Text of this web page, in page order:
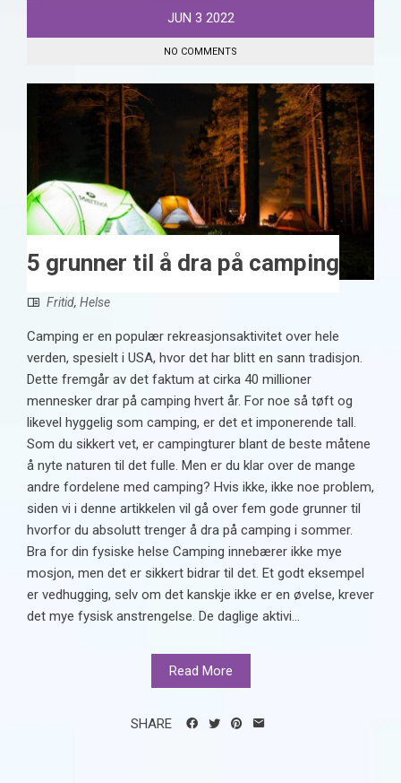
JUN 3 2022
NO COMMENTS
5 grunner til å dra på camping
Fritid, Helse
Camping er en populær rekreasjonsaktivitet over hele
verden, spesielt i USA, hvor det har blitt en sann tradisjon.
Dette fremgår av det faktum at cirka 40 millioner
mennesker drar på camping hvert år. For noe så tøft og
likevel hyggelig som camping, er det et imponerende tall.
Som du sikkert vet, er campingturer blant de beste måtene
å nyte naturen til det fulle. Men er du klar over de mange
andre fordelene med camping? Hvis ikke, ikke noe problem,
siden vi i denne artikkelen vil gå over fem gode grunner til
hvorfor du absolutt trenger å dra på camping i sommer.
Bra for din fysiske helse Camping innebærer ikke mye
mosjon, men det er sikkert bidrar til det. Et godt eksempel
er vedhugging, selv om det kanskje ikke er en øvelse, krever
det mye fysisk anstrengelse. De daglige aktivi...
Read More
SHARE